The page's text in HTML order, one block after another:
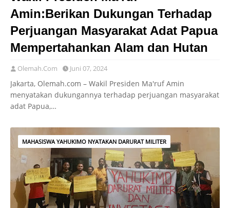
Amin:Berikan Dukungan Terhadap
Perjuangan Masyarakat Adat Papua
Mempertahankan Alam dan Hutan
Olemah.Com Juni 07, 2024
Jakarta, Olemah.com – Wakil Presiden Ma'ruf Amin
menyatakan dukungannya terhadap perjuangan masyarakat
adat Papua,…
MAHASISWA YAHUKIMO NYATAKAN DARURAT MILITER